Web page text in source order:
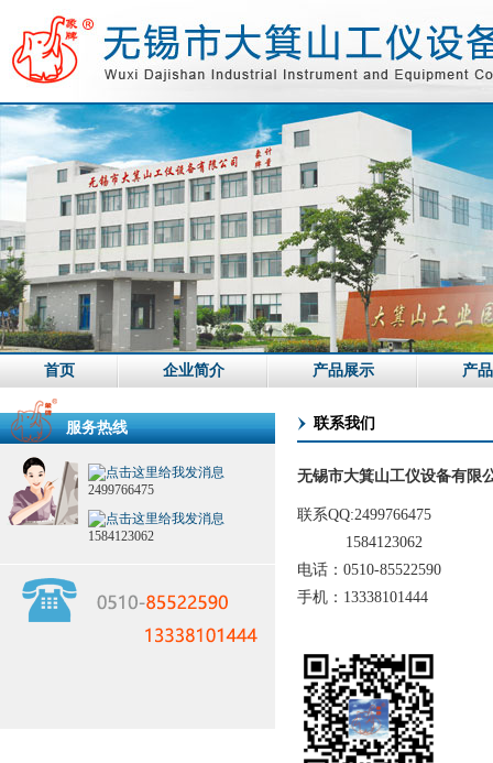
首页 企业简介 产品展示 产
服务热线
2499766475
1584123062
联系我们
无锡市大箕山工仪设备有限
联系QQ:2499766475
1584123062
电话：0510-85522590
手机：13338101444